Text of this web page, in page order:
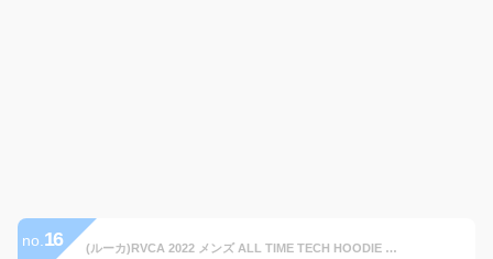
no. 16 (ルーカ)RVCA 2022 メンズ ALL TIME TECH HOODIE パーカー【2022年秋冬モデル】 BLK S